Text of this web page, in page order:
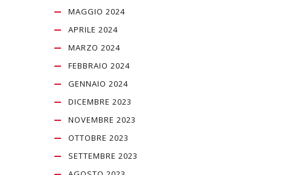
MAGGIO 2024
APRILE 2024
MARZO 2024
FEBBRAIO 2024
GENNAIO 2024
DICEMBRE 2023
NOVEMBRE 2023
OTTOBRE 2023
SETTEMBRE 2023